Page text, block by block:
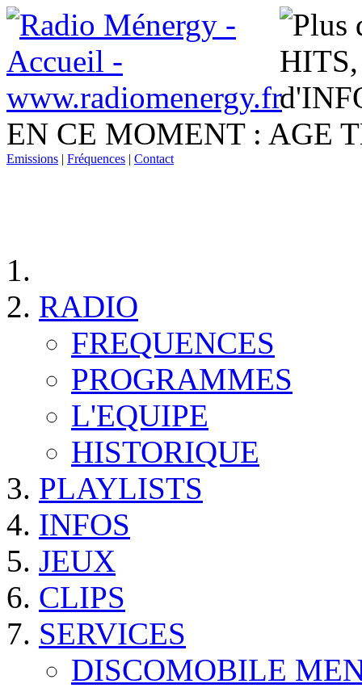
EN CE MOMENT : AGE
Emissions | Fréquences | Contact
RADIO
FREQUENCES
PROGRAMMES
L'EQUIPE
HISTORIQUE
PLAYLISTS
INFOS
JEUX
CLIPS
SERVICES
DISCOMOBILE